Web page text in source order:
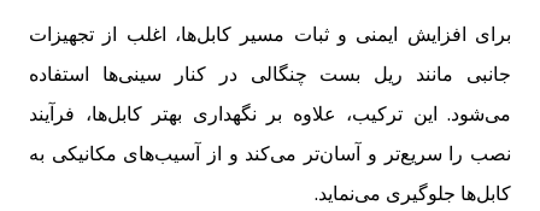
برای افزایش ایمنی و ثبات مسیر کابل‌ها، اغلب از تجهیزات
جانبی مانند ریل بست چنگالی در کنار سینی‌ها استفاده
می‌شود. این ترکیب، علاوه بر نگهداری بهتر کابل‌ها، فرآیند
نصب را سریع‌تر و آسان‌تر می‌کند و از آسیب‌های مکانیکی به
کابل‌ها جلوگیری می‌نماید.